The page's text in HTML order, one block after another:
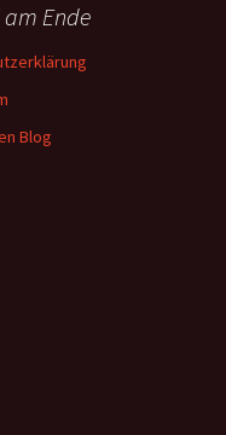
am Ende
Blog